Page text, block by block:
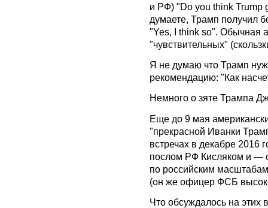
и РФ) "Do you think Trump
думаете, Трамп получил
"Yes, I think so". Обычная
"чувствительных"
Я не думаю что Трамп
рекомендацию: "Как
Немного о зяте Трампа
Еще до 9 мая
"прекрасной Иванки
встречах в декабре 2016
послом РФ Кисляком и —
по российским
(он же офицер ФСБ
Что обсуждалось на